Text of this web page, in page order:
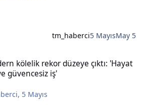
tm_haberci5 MayısMay 5
kölelik rekor düzeye çıktı: 'Hayat
güvencesiz iş'
, 5 Mayıs